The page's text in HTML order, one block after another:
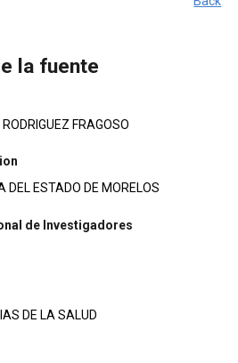
la fuente
FRAGOSO
DEL ESTADO DE MORELOS
de Investigadores
DE LA SALUD